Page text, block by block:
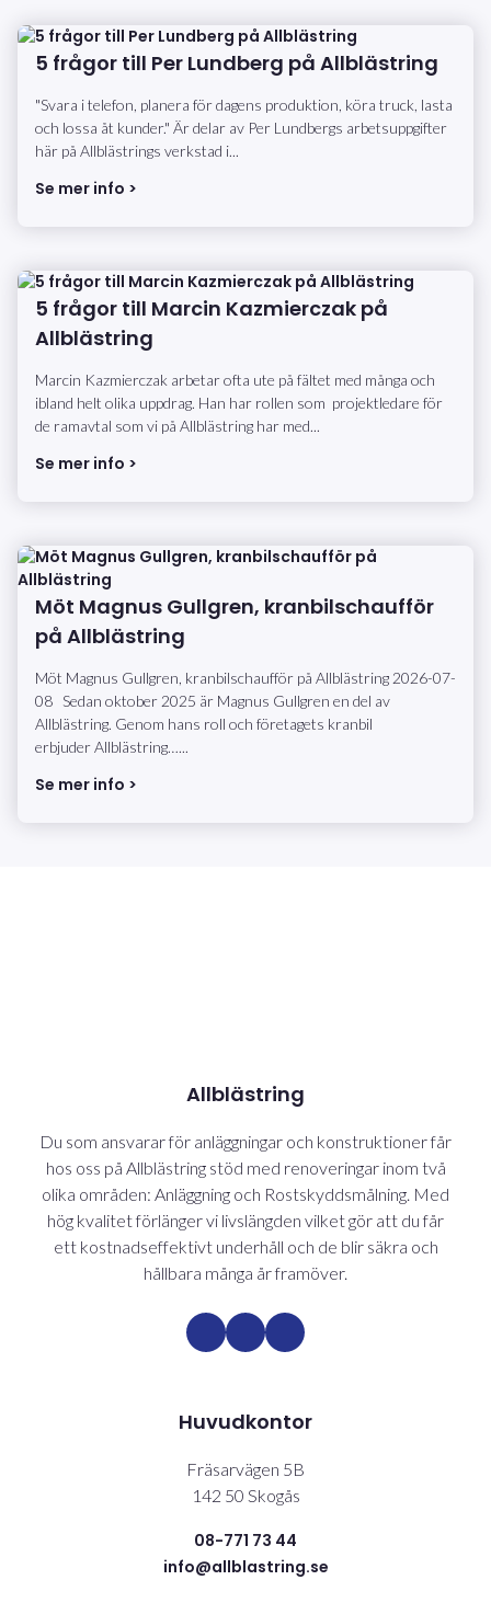
5 frågor till Per Lundberg på Allblästring
"Svara i telefon, planera för dagens produktion, köra truck, lasta
och lossa åt kunder." Är delar av Per Lundbergs arbetsuppgifter
här på Allblästrings verkstad i...
Se mer info >
5 frågor till Marcin Kazmierczak på
Allblästring
Marcin Kazmierczak arbetar ofta ute på fältet med många och
ibland helt olika uppdrag. Han har rollen som projektledare för
de ramavtal som vi på Allblästring har med...
Se mer info >
Möt Magnus Gullgren, kranbilschaufför
på Allblästring
Möt Magnus Gullgren, kranbilschaufför på Allblästring 2026-07-
08 Sedan oktober 2025 är Magnus Gullgren en del av
Allblästring. Genom hans roll och företagets kranbil
erbjuder Allblästring…...
Se mer info >
Allblästring
Du som ansvarar för anläggningar och konstruktioner får
hos oss på Allblästring stöd med renoveringar inom två
olika områden: Anläggning och Rostskyddsmålning. Med
hög kvalitet förlänger vi livslängden vilket gör att du får
ett kostnadseffektivt underhåll och de blir säkra och
hållbara många år framöver.
Huvudkontor
Fräsarvägen 5B
142 50 Skogås
08-771 73 44
info@allblastring.se